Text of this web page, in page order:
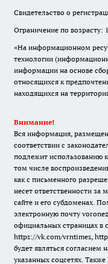
Свидетельство о
Ограничение по возрасту:
«На информационном
технологии
информации на основе
относящихся к
находящихся на
Внимание!
Вся информация,
соответствии с
подлежит использованию
том числе
как с письменного
несет ответственности
сайте и его субдоменах.
электронную почту
официальных страницах в
https://vk.com/vrntimes,
будет являться согласием
указанных соцсетях.